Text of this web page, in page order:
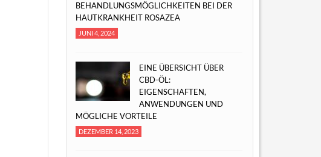
BEHANDLUNGSMÖGLICHKEITEN BEI DER
HAUTKRANKHEIT ROSAZEA
JUNI 4, 2024
EINE ÜBERSICHT ÜBER
CBD-ÖL:
EIGENSCHAFTEN,
ANWENDUNGEN UND
MÖGLICHE VORTEILE
DEZEMBER 14, 2023